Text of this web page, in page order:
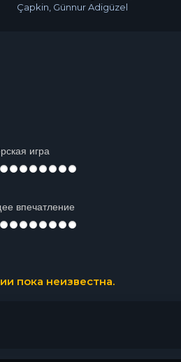
Çapkin, Günnur Adigüzel
игра
впечатление
пока неизвестна.